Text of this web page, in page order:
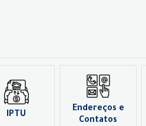
IPTU
Endereços e
Contatos